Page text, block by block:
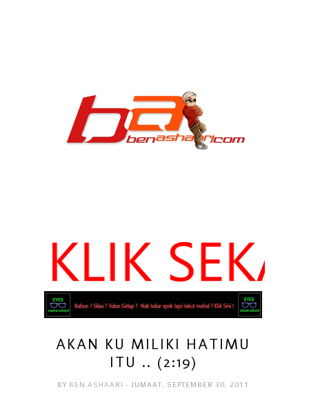
AKAN KU MILIKI HATIMU
ITU .. (2:19)
BY BEN ASHAARI- JUMAAT, SEPTEMBER 30, 2011